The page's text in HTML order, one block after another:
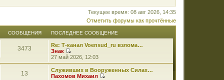
Текущее время: 08 авг 2026, 14:35
Отметить форумы как прочтённые
СООБЩЕНИЯ ПОСЛЕДНЕЕ СООБЩЕНИЕ
3473
Re: Т-канал Voensud_ru взлома…
Знак
П
е
р
е
27 май 2026, 12:03
13
Служивших в Вооруженных Силах…
Пахомов Михаил